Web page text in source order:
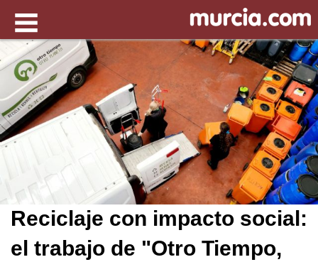
Reciclaje con impacto social:
el trabajo de "Otro Tiempo,